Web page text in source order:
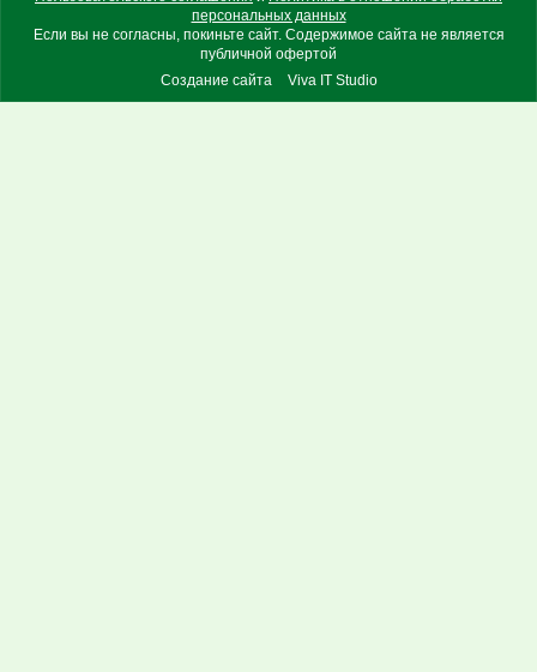
персональных данных
Если вы не согласны, покиньте сайт. Содержимое сайта не является
публичной офертой
Создание сайта
Viva IT Studio